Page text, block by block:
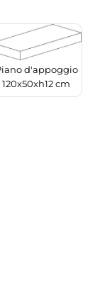
d'appoggio
120x50xh12 cm